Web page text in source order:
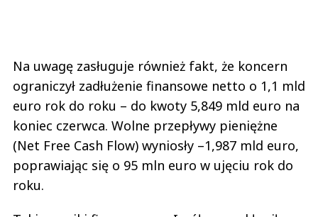
Na uwagę zasługuje również fakt, że koncern
ograniczył zadłużenie finansowe netto o 1,1 mld
euro rok do roku – do kwoty 5,849 mld euro na
koniec czerwca. Wolne przepływy pieniężne
(Net Free Cash Flow) wyniosły –1,987 mld euro,
poprawiając się o 95 mln euro w ujęciu rok do
roku.